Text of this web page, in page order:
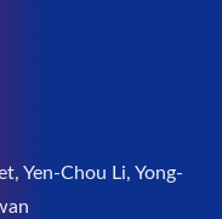
Yen-Chou Li, Yong-